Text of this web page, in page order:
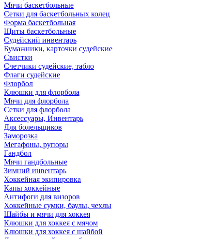
Мячи баскетбольные
Сетки для баскетбольных колец
Форма баскетбольная
Щиты баскетбольные
Судейский инвентарь
Бумажники, карточки судейские
Свистки
Счетчики судейские, табло
Флаги судейские
Флорбол
Клюшки для флорбола
Мячи для флорбола
Сетки для флорбола
Аксессуары, Инвентарь
Для болельщиков
Заморозка
Мегафоны, рупоры
Гандбол
Мячи гандбольные
Зимний инвентарь
Хоккейная экипировка
Капы хоккейные
Антифоги для визоров
Хоккейные сумки, баулы, чехлы
Шайбы и мячи для хоккея
Клюшки для хоккея с мячом
Клюшки для хоккея с шайбой